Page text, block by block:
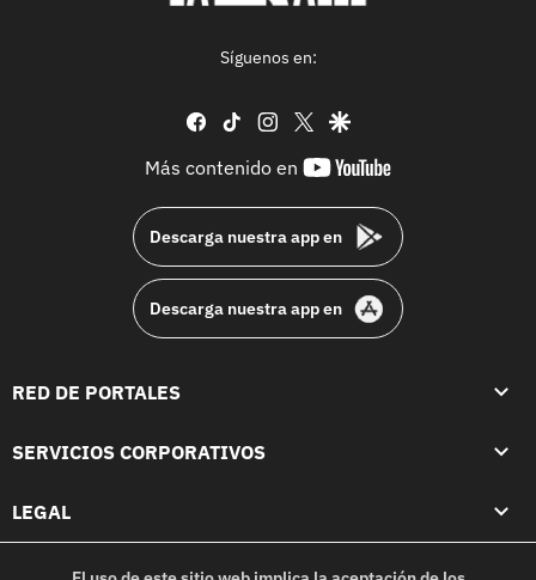
Síguenos en:
facebook
tiktok instagram
twittergoogle
Más contenido en
youtube-
Descarga nuestra app en
Descarga nuestra app en
RED DE PORTALES
SERVICIOS CORPORATIVOS
LEGAL